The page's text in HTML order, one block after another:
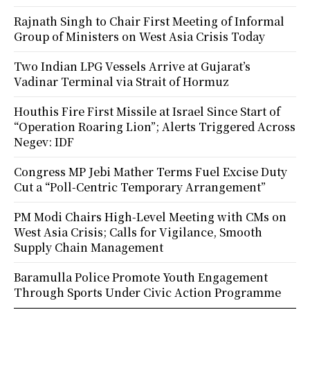
Rajnath Singh to Chair First Meeting of Informal
Group of Ministers on West Asia Crisis Today
Two Indian LPG Vessels Arrive at Gujarat’s
Vadinar Terminal via Strait of Hormuz
Houthis Fire First Missile at Israel Since Start of
“Operation Roaring Lion”; Alerts Triggered Across
Negev: IDF
Congress MP Jebi Mather Terms Fuel Excise Duty
Cut a “Poll-Centric Temporary Arrangement”
PM Modi Chairs High-Level Meeting with CMs on
West Asia Crisis; Calls for Vigilance, Smooth
Supply Chain Management
Baramulla Police Promote Youth Engagement
Through Sports Under Civic Action Programme